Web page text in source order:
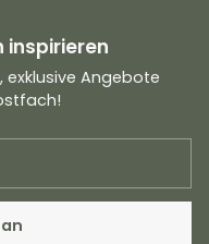
inspirieren
exklusive Angebote